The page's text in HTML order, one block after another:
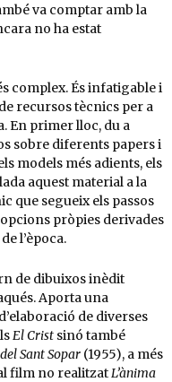
va comptar amb la
no ha estat
complex. És infatigable i
recursos tècnics per a
En primer lloc, du a
sobre diferents papers i
models més adients, els
aquest material a la
que segueix els passos
pròpies derivades
l’època.
de dibuixos inèdit
Aporta una
de diverses
El Crist sinó també
Sant Sopar (1955), a més
film no realitzatL’ànima